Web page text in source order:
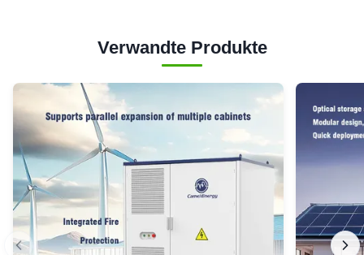
Verwandte Produkte